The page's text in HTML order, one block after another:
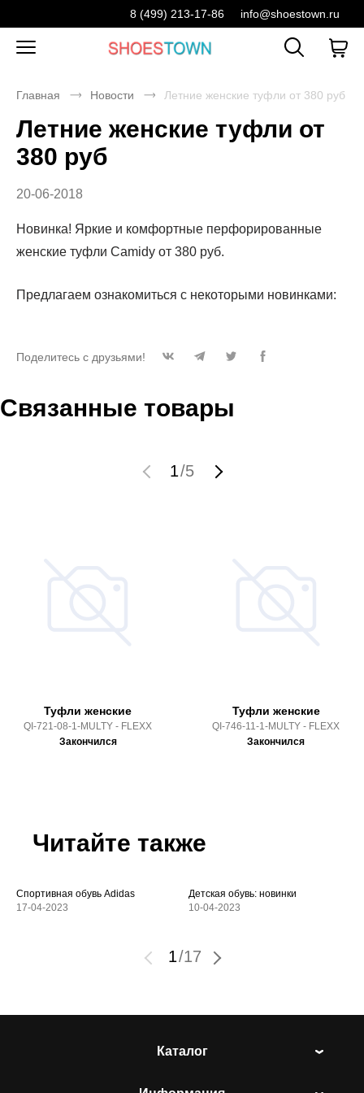
8 (499) 213-17-86 info@shoestown.ru
Главная Новости Летние женские туфли от 380 руб
Летние женские туфли от
380 руб
20-06-2018
Новинка! Яркие и комфортные перфорированные
женские туфли Camidy от 380 руб.
Предлагаем ознакомиться с некоторыми новинками:
Поделитесь с друзьями!
Связанные товары
1/5
Туфли женские
QI-721-08-1-MULTY - FLEXX
Закончился
Туфли женские
QI-746-11-1-MULTY - FLEXX
Закончился
Читайте также
Спортивная обувь Adidas
17-04-2023
Детская обувь: новинки
10-04-2023
1/17
Каталог